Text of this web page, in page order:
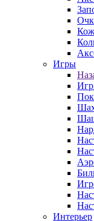
Игры
Интерьер